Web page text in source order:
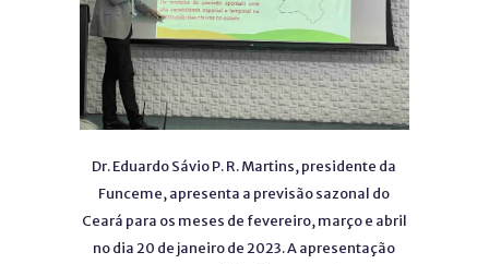
Dr. Eduardo Sávio P. R. Martins, presidente da
Funceme, apresenta a previsão sazonal do
Ceará para os meses de fevereiro, março e abril
no dia 20 de janeiro de 2023. A apresentação